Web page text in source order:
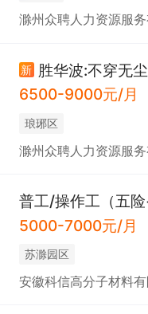
滁州众聘人力资源服务
新 胜华波:不穿无
6500-9000元/月
琅琊区
滁州众聘人力资源服
普工/操作工（五险
5000-7000元/月
苏滁园区
安徽科信高分子材料有